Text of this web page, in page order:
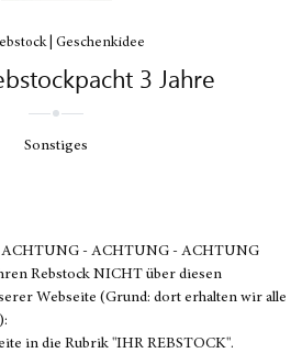
| Geschenkidee
3 Jahre
Sonstiges
- ACHTUNG - ACHTUNG
Rebstock NICHT über diesen
Webseite (Grund: dort erhalten wir alle
in die Rubrik "IHR REBSTOCK".